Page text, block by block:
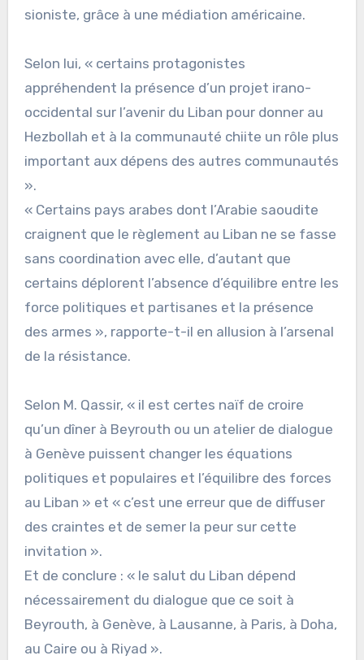
sioniste, grâce à une médiation américaine.
Selon lui, « certains protagonistes
appréhendent la présence d’un projet irano-
occidental sur l’avenir du Liban pour donner au
Hezbollah et à la communauté chiite un rôle plus
important aux dépens des autres communautés
».
« Certains pays arabes dont l’Arabie saoudite
craignent que le règlement au Liban ne se fasse
sans coordination avec elle, d’autant que
certains déplorent l’absence d’équilibre entre les
force politiques et partisanes et la présence
des armes », rapporte-t-il en allusion à l’arsenal
de la résistance.
Selon M. Qassir, « il est certes naïf de croire
qu’un dîner à Beyrouth ou un atelier de dialogue
à Genève puissent changer les équations
politiques et populaires et l’équilibre des forces
au Liban » et « c’est une erreur que de diffuser
des craintes et de semer la peur sur cette
invitation ».
Et de conclure : « le salut du Liban dépend
nécessairement du dialogue que ce soit à
Beyrouth, à Genève, à Lausanne, à Paris, à Doha,
au Caire ou à Riyad ».